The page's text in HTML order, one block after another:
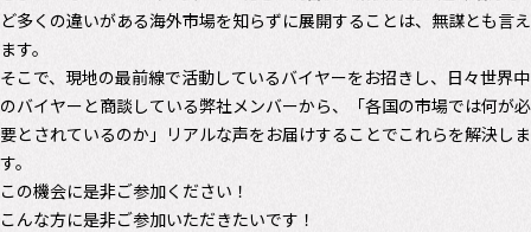
ど多くの違いがある海外市場を知らずに展開することは、無謀とも言え
ます。
そこで、現地の最前線で活動しているバイヤーをお招きし、日々世界中
のバイヤーと商談している弊社メンバーから、「各国の市場では何が必
要とされているのか」リアルな声をお届けすることでこれらを解決しま
す。
この機会に是非ご参加ください！
こんな方に是非ご参加いただきたいです！